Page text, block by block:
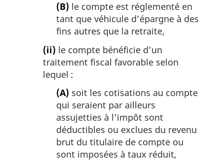
(B) le compte est réglementé en
tant que véhicule d’épargne à des
fins autres que la retraite,
(ii) le compte bénéficie d’un
traitement fiscal favorable selon
lequel :
(A) soit les cotisations au compte
qui seraient par ailleurs
assujetties à l’impôt sont
déductibles ou exclues du revenu
brut du titulaire de compte ou
sont imposées à taux réduit,